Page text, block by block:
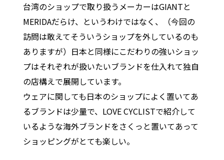
台湾のショップで取り扱うメーカーはGIANTと
MERIDAだらけ、というわけではなく、（今回の
訪問は敢えてそういうショップを外しているのも
ありますが）日本と同様にこだわりの強いショッ
プはそれぞれが扱いたいブランドを仕入れて独自
の店構えで展開しています。
ウェアに関しても日本のショップによく置いてあ
るブランドは少量で、LOVE CYCLISTで紹介して
いるような海外ブランドをさくっと置いてあって
ショッピングがとても楽しい。